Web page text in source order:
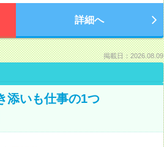
詳細へ
掲載日：2026.08.09
添いも仕事の1つ